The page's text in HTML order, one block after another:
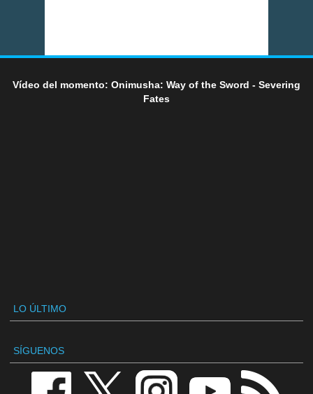
Vídeo del momento: Onimusha: Way of the Sword - Severing
Fates
LO ÚLTIMO
SÍGUENOS